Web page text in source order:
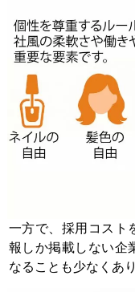
一方で、採用コスト
報しか掲載しない企
なることも少なくあ